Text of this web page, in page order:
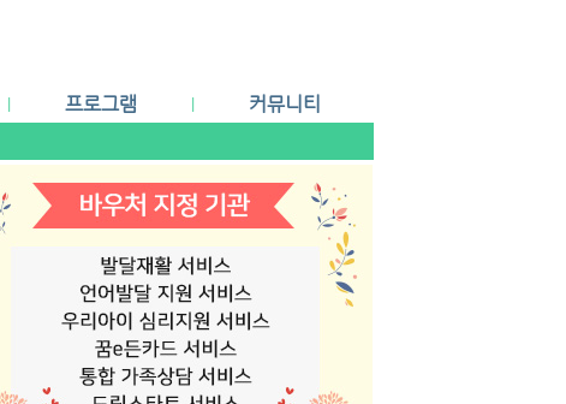
커뮤니티
Q & A
자료실
프로그램
인지
미술
놀이
감각통합